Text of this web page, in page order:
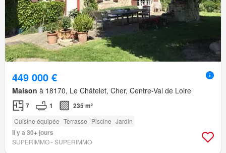
449 000 €
Maison à 18170, Le Châtelet, Cher, Centre-Val de Loire
7 1 235 m²
Cuisine équipée Terrasse Piscine Jardin
Il y a 30+ jours
SUPERIMMO - SUPERIMMO